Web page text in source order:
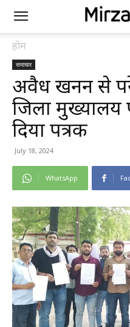
होम
समाचार
अवैध खनन से
जिला मुख्यालय
दिया पत्रक
July 18, 2024
WhatsApp